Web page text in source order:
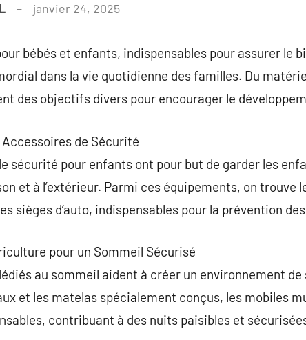
janvier 24, 2025
bébés et enfants, indispensables pour assurer le
dans la vie quotidienne des familles. Du
des objectifs divers pour encourager le
de Sécurité
sécurité pour enfants ont pour but de garder les
et à l’extérieur. Parmi ces équipements, on trouve
sièges d’auto, indispensables pour la prévention
pour un Sommeil Sécurisé
au sommeil aident à créer un environnement
et les matelas spécialement conçus, les mobiles
contribuant à des nuits paisibles et